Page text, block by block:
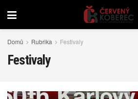
Domů Rubrika Festivaly
Festivaly